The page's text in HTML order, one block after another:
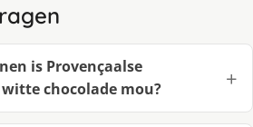
is Provençaalse
chocolade mou?